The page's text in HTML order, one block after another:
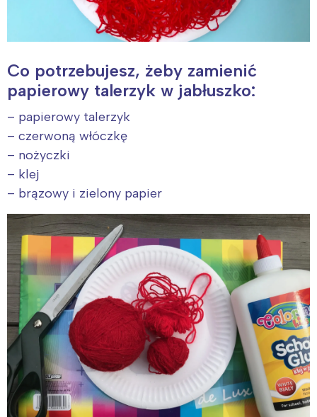
Co potrzebujesz, żeby zamienić
papierowy talerzyk w jabłuszko:
– papierowy talerzyk
– czerwoną włóczkę
– nożyczki
– klej
– brązowy i zielony papier